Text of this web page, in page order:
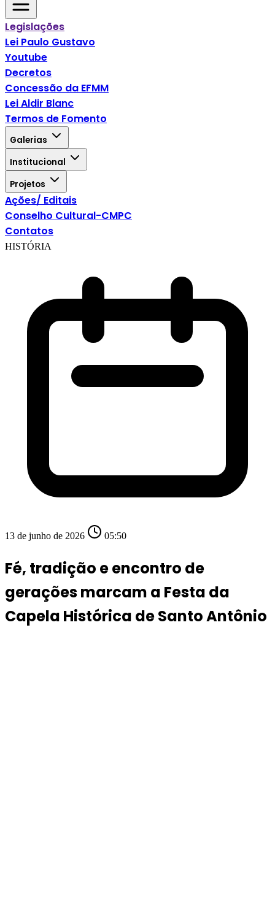
Legislações
Lei Paulo Gustavo
Youtube
Decretos
Concessão da EFMM
Lei Aldir Blanc
Termos de Fomento
Galerias
Institucional
Projetos
Ações/ Editais
Conselho Cultural-CMPC
Contatos
HISTÓRIA
13 de junho de 2026 05:50
Fé, tradição e encontro de
gerações marcam a Festa da
Capela Histórica de Santo Antônio